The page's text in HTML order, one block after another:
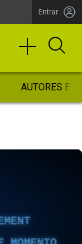
Entrar
AUTORES